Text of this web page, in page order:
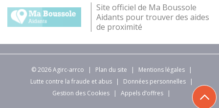
Site officiel de Ma Boussole
Aidants pour trouver des aides
de proximité
© 2026 Agirc-arrco | Plan du site | Mentions légales
|
Lutte contre la fraude et abus
| Données personnelles
|
Gestion des Cookies
| Appels d’offres |